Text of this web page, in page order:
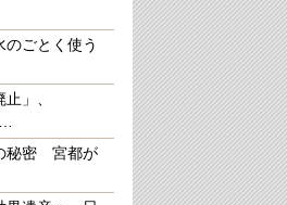
のごとく使う
」、
秘密 宮都が